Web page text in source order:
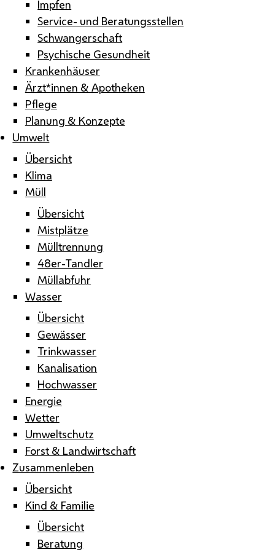
Impfen
Service- und Beratungsstellen
Schwangerschaft
Psychische Gesundheit
Krankenhäuser
Ärzt*innen & Apotheken
Pflege
Planung & Konzepte
Umwelt
Übersicht
Klima
Müll
Übersicht
Mistplätze
Mülltrennung
48er-Tandler
Müllabfuhr
Wasser
Übersicht
Gewässer
Trinkwasser
Kanalisation
Hochwasser
Energie
Wetter
Umweltschutz
Forst & Landwirtschaft
Zusammenleben
Übersicht
Kind & Familie
Übersicht
Beratung